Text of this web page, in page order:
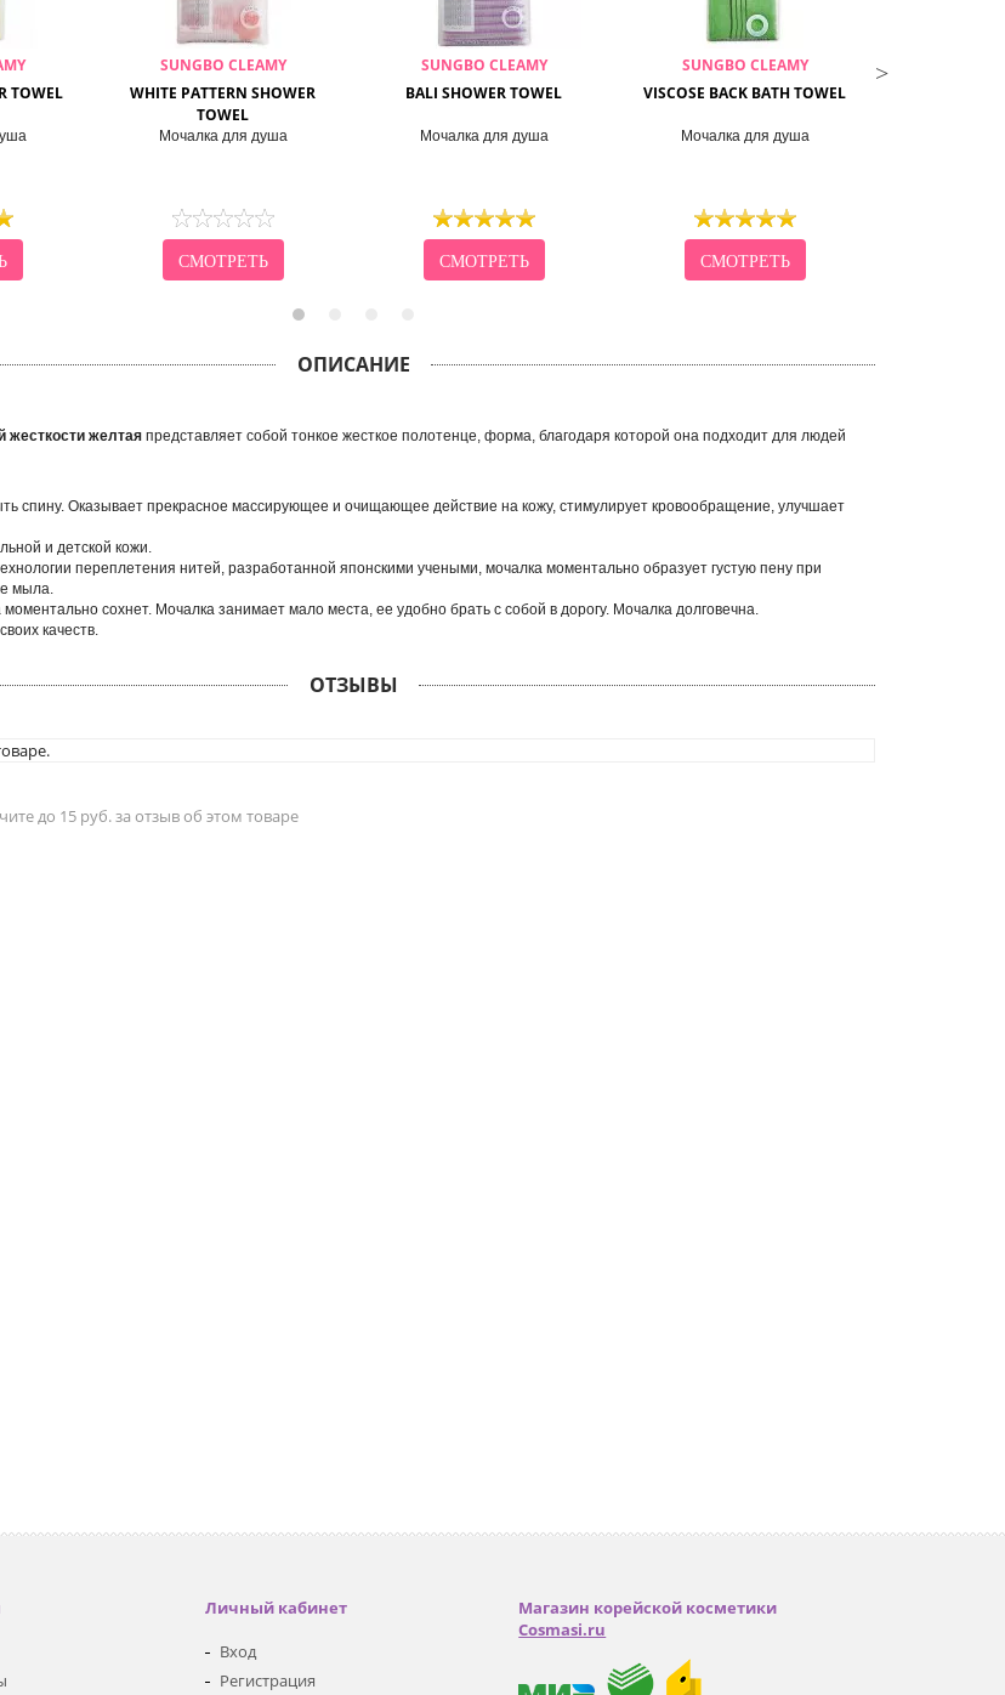
TOWEL
SUNGBO CLEAMY
WHITE PATTERN SHOWER
TOWEL
Мочалка для душа
СМОТРЕТЬ
SUNGBO CLEAMY
BALI SHOWER TOWEL
Мочалка для душа
СМОТРЕТЬ
SUNGBO CLEAMY
VISCOSE BACK BATH TOWEL
Мочалка для душа
СМОТРЕТЬ
ОПИСАНИЕ
желтая представляет собой тонкое жесткое полотенце, форма, благодаря которой она подходит для людей
спину. Оказывает прекрасное массирующее и очищающее действие на кожу, стимулирует кровообращение, улучшает
и детской кожи.
переплетения нитей, разработанной японскими учеными, мочалка моментально образует густую пену при
мыла.
моментально сохнет. Мочалка занимает мало места, ее удобно брать с собой в дорогу. Мочалка долговечна.
качеств.
ОТЗЫВЫ
до 15 руб. за отзыв об этом товаре
Личный кабинет
Вход
Регистрация
Магазин корейской косметики
Cosmasi.ru